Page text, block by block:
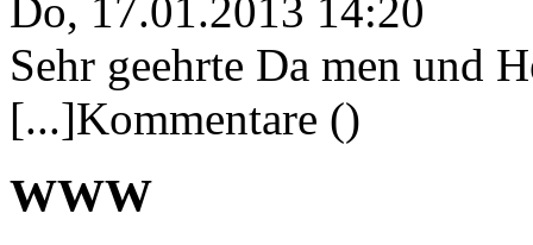
Do, 17.01.2013 14:20
Sehr geehrte Da men und
[...]Kommentare ()
WWW